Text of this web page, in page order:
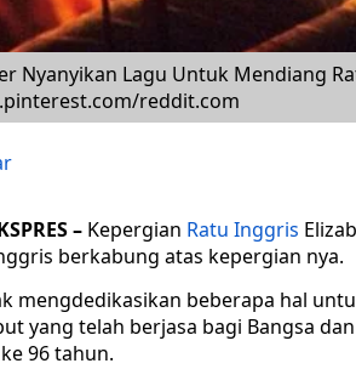
Nyanyikan Lagu Untuk Mendiang
reddit.com
– Kepergian Ratu Inggris
berkabung atas kepergian nya.
mengdedikasikan beberapa hal
yang telah berjasa bagi Bangsa
96 tahun.